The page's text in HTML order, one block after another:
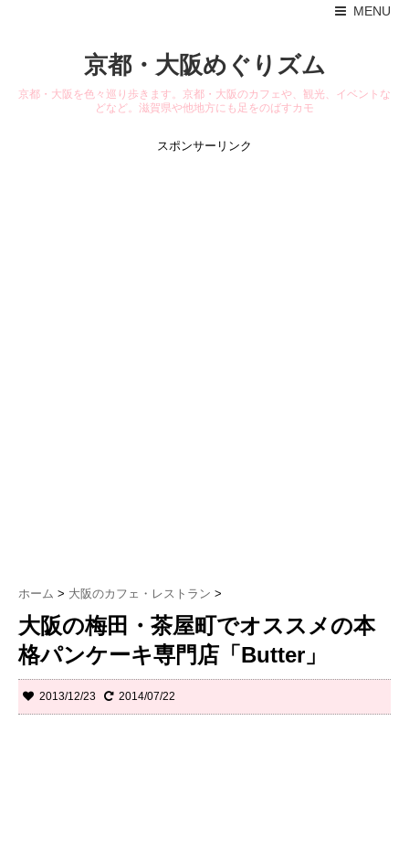
MENU
京都・大阪めぐりズム
京都・大阪を色々巡り歩きます。京都・大阪のカフェや、観光、イベントな
どなど。滋賀県や他地方にも足をのばすカモ
スポンサーリンク
ホーム > 大阪のカフェ・レストラン >
大阪の梅田・茶屋町でオススメの本
格パンケーキ専門店「Butter」
2013/12/23 2014/07/22